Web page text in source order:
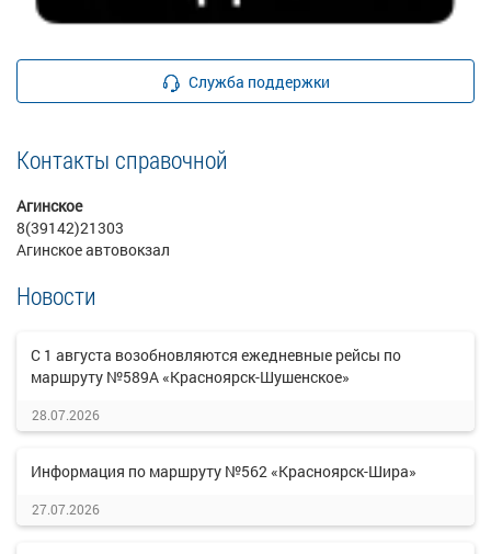
Служба поддержки
Контакты справочной
Агинское
8(39142)21303
Агинское автовокзал
Новости
С 1 августа возобновляются ежедневные рейсы по
маршруту №589А «Красноярск-Шушенское»
28.07.2026
Информация по маршруту №562 «Красноярск-Шира»
27.07.2026